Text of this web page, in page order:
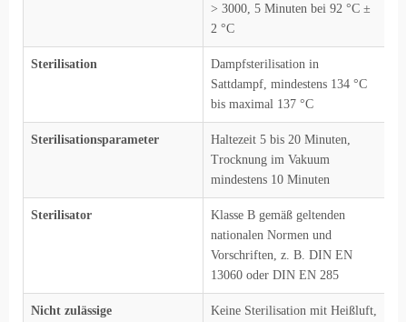
> 3000, 5 Minuten bei 92 °C ±
2 °C
Sterilisation
Dampfsterilisation in
Sattdampf, mindestens 134 °C
bis maximal 137 °C
Sterilisationsparameter
Haltezeit 5 bis 20 Minuten,
Trocknung im Vakuum
mindestens 10 Minuten
Sterilisator
Klasse B gemäß geltenden
nationalen Normen und
Vorschriften, z. B. DIN EN
13060 oder DIN EN 285
Nicht zulässige
Keine Sterilisation mit Heißluft,